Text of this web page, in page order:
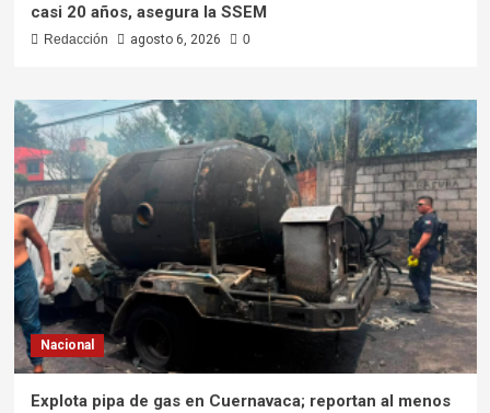
casi 20 años, asegura la SSEM
Redacción agosto 6, 2026 0
Nacional
Explota pipa de gas en Cuernavaca; reportan al menos